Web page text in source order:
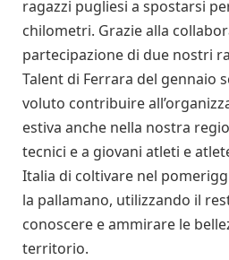
ragazzi pugliesi a spostarsi
chilometri. Grazie alla
partecipazione di due nostri
Talent di Ferrara del gennaio
voluto contribuire
estiva anche nella nostra
tecnici e a giovani atleti e
Italia di coltivare nel
la pallamano, utilizzando il
conoscere e ammirare le
territorio.